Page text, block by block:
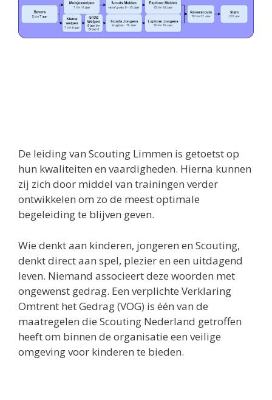
De leiding van Scouting Limmen is getoetst op
hun kwaliteiten en vaardigheden. Hierna kunnen
zij zich door middel van trainingen verder
ontwikkelen om zo de meest optimale
begeleiding te blijven geven.
Wie denkt aan kinderen, jongeren en Scouting,
denkt direct aan spel, plezier en een uitdagend
leven. Niemand associeert deze woorden met
ongewenst gedrag. Een verplichte Verklaring
Omtrent het Gedrag (VOG) is één van de
maatregelen die Scouting Nederland getroffen
heeft om binnen de organisatie een veilige
omgeving voor kinderen te bieden.